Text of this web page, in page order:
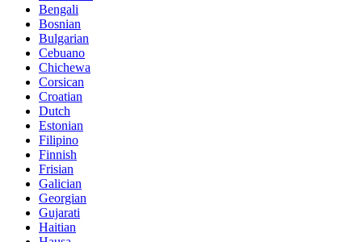
Bengali
Bosnian
Bulgarian
Cebuano
Chichewa
Corsican
Croatian
Dutch
Estonian
Filipino
Finnish
Frisian
Galician
Georgian
Gujarati
Haitian